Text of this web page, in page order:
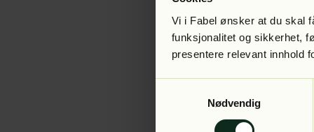
Vi i Fabel ønsker at du skal
funksjonalitet og sikkerhet,
presentere relevant innhold
Nødvendig
Application